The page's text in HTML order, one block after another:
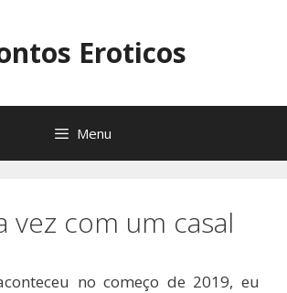
Eroticos
Menu
vez com um casal
no começo de 2019, eu